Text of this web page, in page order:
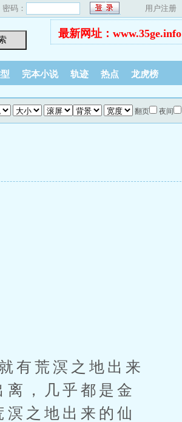
密码： 用户注册
最新网址：www.35ge.info
完本小说 轨迹 热点 龙虎榜
翻页 夜间
有荒溟之地出来
，几乎都是金
之地出来的仙